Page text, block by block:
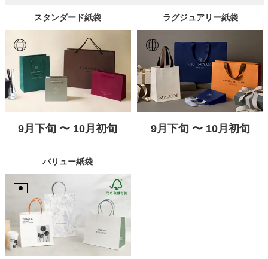
スタンダード紙袋
9月下旬 〜 10月初旬
ラグジュアリー紙袋
9月下旬 〜 10月初旬
バリュー紙袋